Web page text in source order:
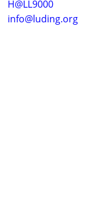
H@LL9000
info@luding.org